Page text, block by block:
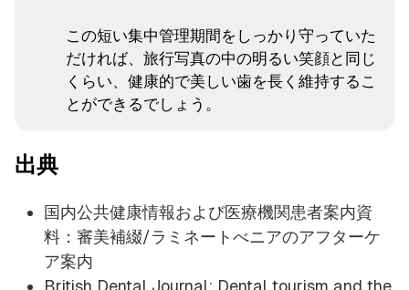
この短い集中管理期間をしっかり守っていた
だければ、旅行写真の中の明るい笑顔と同じ
くらい、健康的で美しい歯を長く維持するこ
とができるでしょう。
出典
国内公共健康情報および医療機関患者案内資
料：審美補綴/ラミネートべニアのアフターケ
ア案内
British Dental Journal: Dental tourism and the